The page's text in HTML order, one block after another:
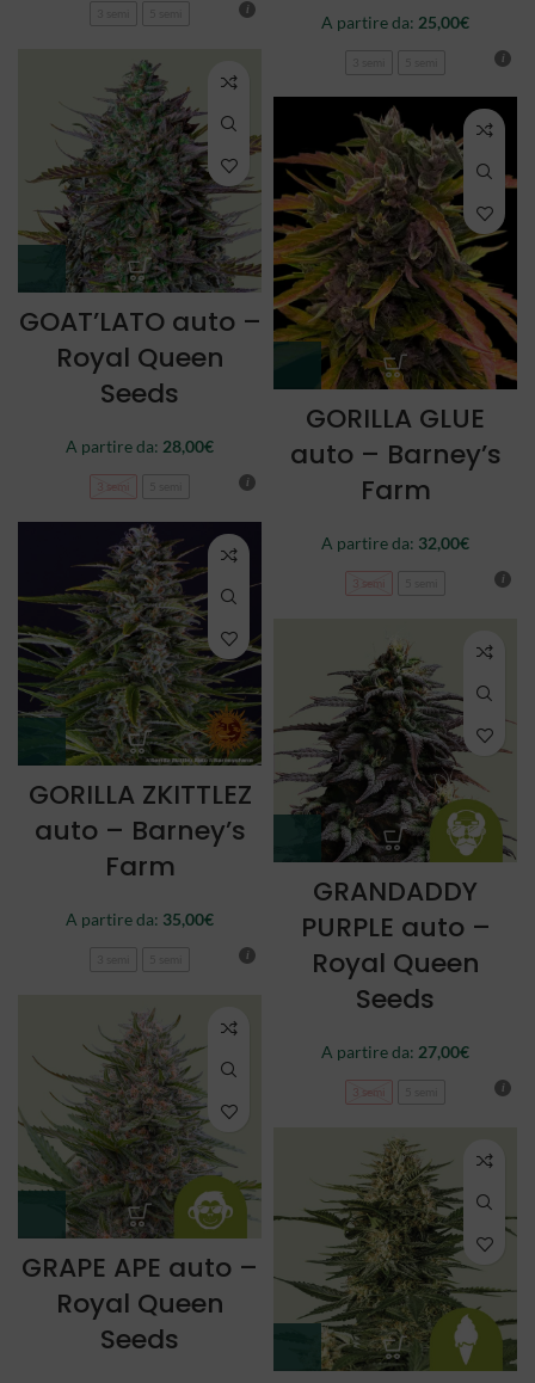
A partire da: 25,00€
GOAT’LATO auto –
Royal Queen
Seeds
A partire da: 28,00€
3 semi
GORILLA GLUE
auto – Barney’s
Farm
A partire da: 32,00€
3 semi
GORILLA ZKITTLEZ
auto – Barney’s
Farm
A partire da: 35,00€
GRANDADDY
PURPLE auto –
Royal Queen
Seeds
A partire da: 27,00€
3 semi
GRAPE APE auto –
Royal Queen
Seeds